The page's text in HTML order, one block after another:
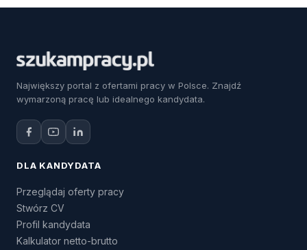
Największy portal z ofertami pracy w Polsce. Znajdź
wymarzoną pracę lub idealnego kandydata.
DLA KANDYDATA
Przeglądaj oferty pracy
Stwórz CV
Profil kandydata
Kalkulator netto-brutto